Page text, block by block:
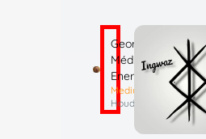
Georges
Médium
Energies
Mediumnité
Houdain